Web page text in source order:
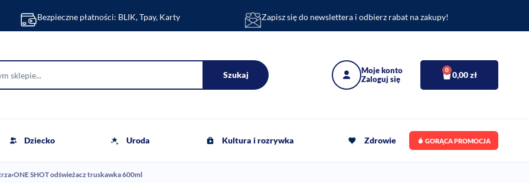
Bezpieczne płatności: BLIK, Tpay, Karty Zapisz się do newslettera i odbierz rabat na zakupy!
Szukaj 0,00zł
0
Dziecko Uroda Kultura i rozrywka Zdrowie GORĄCA PROMOCJA
›ONE SHOT odświeżacz truskawka 600ml